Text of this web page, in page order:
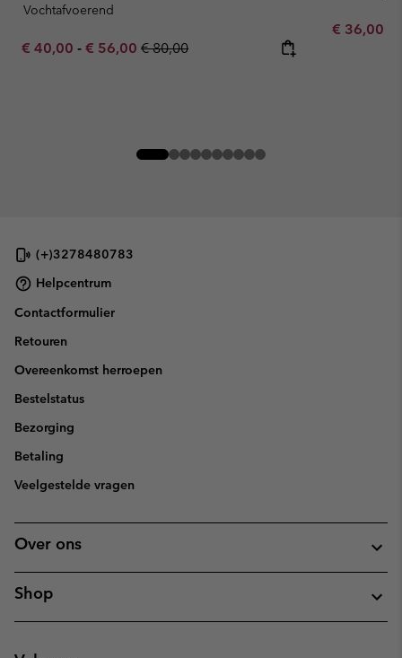
Vochtafvoerend
Minimum sale price:
€ 40,00 - Maximum sale price:
€ 56,00 Regular price:
€ 80,00
Minimum
€ 36,00
(+)3278480783
Helpcentrum
Contactformulier
Retouren
Overeenkomst herroepen
Bestelstatus
Bezorging
Betaling
Veelgestelde vragen
Over ons
Shop